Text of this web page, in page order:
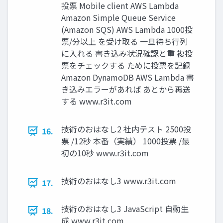
投票 Mobile client AWS Lambda
Amazon Simple Queue Service
(Amazon SQS) AWS Lambda 1000投
票/分以上 を受け取る ⼀旦待ち⾏列
に⼊れる 書き込み状況確認と重 複投
票をチェックする ために投票を記録
Amazon DynamoDB AWS Lambda 書
き込みエラーがあれば あとから再送
する www.r3it.com
16.
技術のおはなし2 社内テスト 2500投
票 /12秒 本番（実績） 1000投票 /最
初の10秒 www.r3it.com
17. 技術のおはなし3 www.r3it.com
18.
技術のおはなし3 JavaScript 自動生